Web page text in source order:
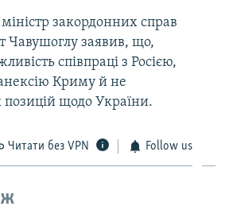
закордонних справ
заявив, що,
співпраці з Росією,
Криму й не
позицій щодо України.
Читати без VPN Follow us